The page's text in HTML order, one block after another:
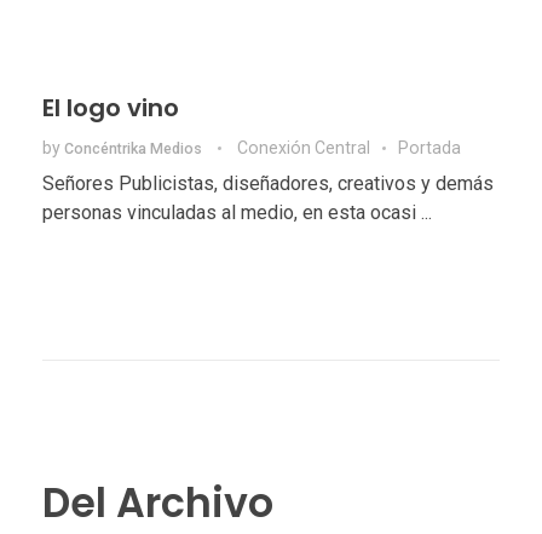
El logo vino
by Concéntrika Medios Conexión Central Portada
Señores Publicistas, diseñadores, creativos y demás
personas vinculadas al medio, en esta ocasi ...
Del Archivo